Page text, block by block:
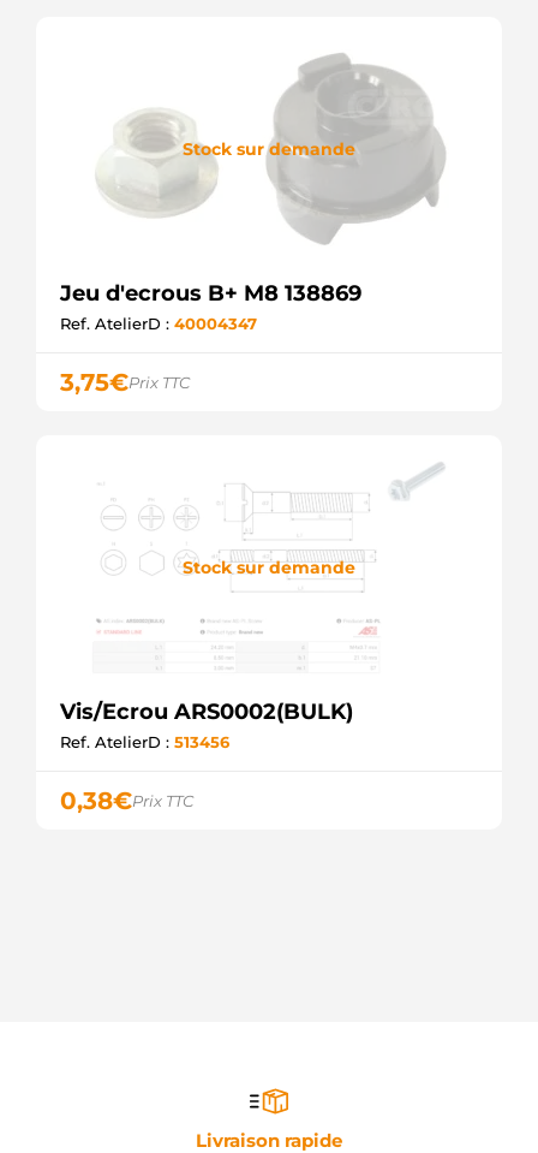
Stock sur demande
Jeu d'ecrous B+ M8 138869
Ref. AtelierD : 40004347
3,75€Prix TTC
Stock sur demande
Vis/Ecrou ARS0002(BULK)
Ref. AtelierD : 513456
0,38€Prix TTC
Livraison rapide